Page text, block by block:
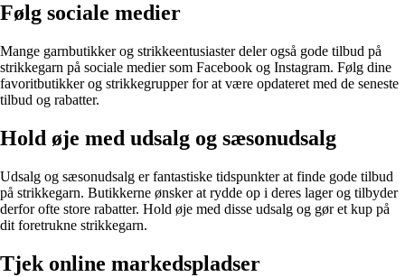
Følg sociale medier
Mange garnbutikker og strikkeentusiaster deler også gode tilbud på
strikkegarn på sociale medier som Facebook og Instagram. Følg dine
favoritbutikker og strikkegrupper for at være opdateret med de seneste
tilbud og rabatter.
Hold øje med udsalg og sæsonudsalg
Udsalg og sæsonudsalg er fantastiske tidspunkter at finde gode tilbud
på strikkegarn. Butikkerne ønsker at rydde op i deres lager og tilbyder
derfor ofte store rabatter. Hold øje med disse udsalg og gør et kup på
dit foretrukne strikkegarn.
Tjek online markedspladser